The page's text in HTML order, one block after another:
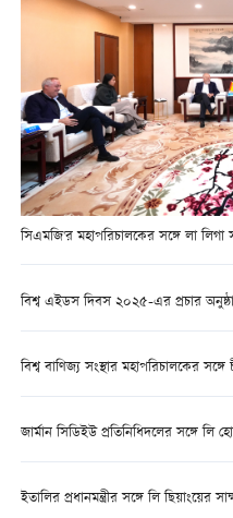
সিএমজি'র মহাপরিচালকের সঙ্গে লা লিগা
বিশ্ব এইডস দিবস ২০২৫-এর প্রচার
বিশ্ব বাণিজ্য সংস্থার মহাপরিচালকের সঙ্গে
জার্মান সিডিইউ প্রতিনিধিদলের সঙ্গে লি
ইতালির প্রধানমন্ত্রীর সঙ্গে লি ছিয়াংয়ের